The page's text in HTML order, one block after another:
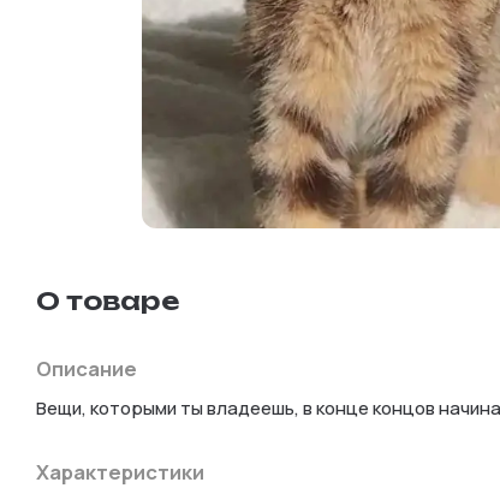
О товаре
Описание
Вещи, которыми ты владеешь, в конце концов
Характеристики